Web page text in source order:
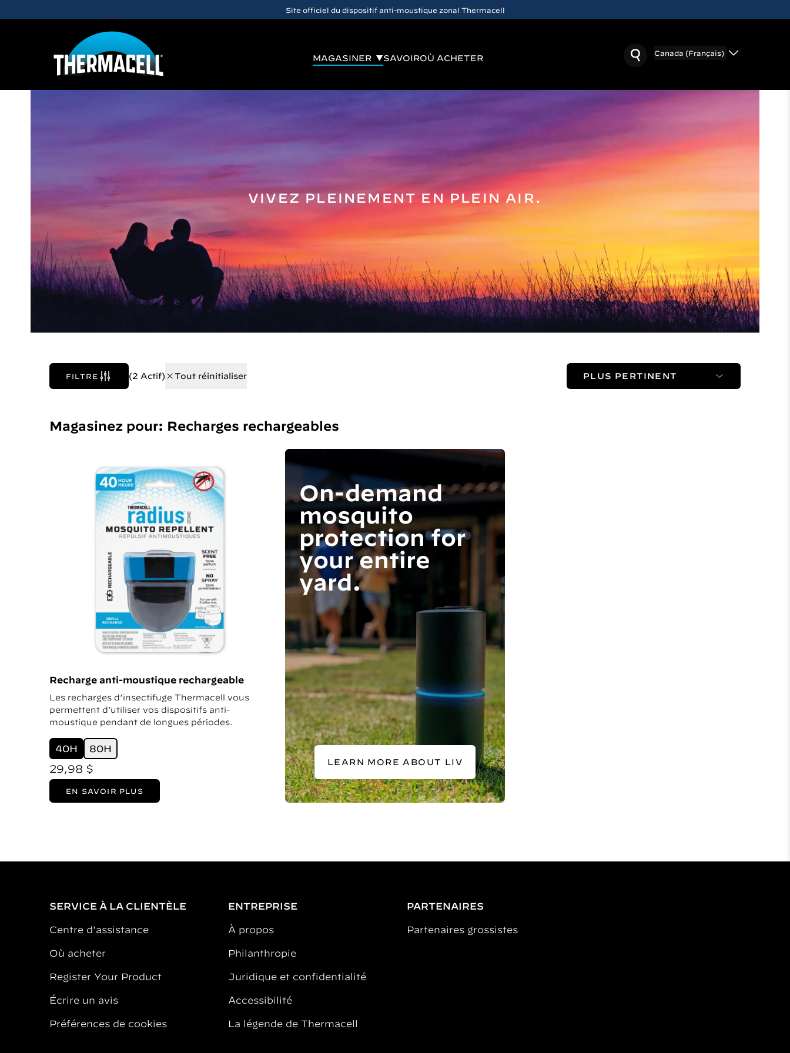
Site officiel du dispositif anti-moustique zonal Thermacell
MAGASINER SAVOIROÙ ACHETER
Canada (Français)
VIVEZ PLEINEMENT EN PLEIN AIR.
FILTRE (2 Actif) Tout réinitialiser Sort Method
Magasinez pour: Recharges rechargeables
Recharge anti-moustique rechargeable
Les recharges d’insectifuge Thermacell vous
permettent d’utiliser vos dispositifs anti-
moustique pendant de longues périodes.
40H 80H
29,98 $
EN SAVOIR PLUS
On-demand
mosquito
protection for
your entire
yard.
LEARN MORE ABOUT LIV
SERVICE À LA CLIENTÈLE
Centre d'assistance
Où acheter
Register Your Product
Écrire un avis
Préférences de cookies
ENTREPRISE
À propos
Philanthropie
Juridique et confidentialité
Accessibilité
La légende de Thermacell
PARTENAIRES
Partenaires grossistes